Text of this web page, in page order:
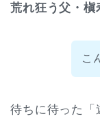
荒れ狂う父・
こ
待ちに待った「